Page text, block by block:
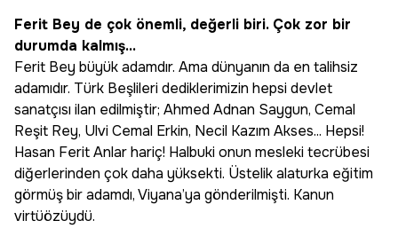
Ferit Bey de çok önemli, değerli biri. Çok zor bir
durumda kalmış...
Ferit Bey büyük adamdır. Ama dünyanın da en talihsiz
adamıdır. Türk Beşlileri dediklerimizin hepsi devlet
sanatçısı ilan edilmiştir; Ahmed Adnan Saygun, Cemal
Reşit Rey, Ulvi Cemal Erkin, Necil Kazım Akses... Hepsi!
Hasan Ferit Anlar hariç! Halbuki onun mesleki tecrübesi
diğerlerinden çok daha yüksekti. Üstelik alaturka eğitim
görmüş bir adamdı, Viyana’ya gönderilmişti. Kanun
virtüözüydü.